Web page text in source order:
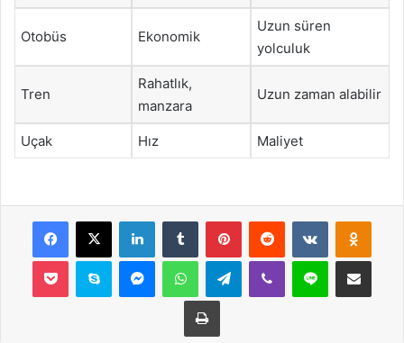
Otobüs Ekonomik
Uzun süren
yolculuk
Tren
Rahatlık,
manzara
Uzun zaman alabilir
Uçak Hız Maliyet
Facebook
X LinkedInTumblr PinterestReddit VKontakte
Pocket Skype MessengerWhatsAppTelegramViber Line E-Posta ile
Yazdır